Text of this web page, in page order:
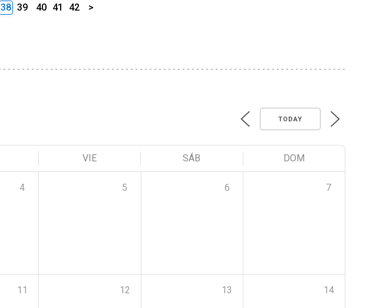
38 39 40 41 42 >
TODAY
VIE SÁB DOM
4 5 6 7
11 12 13 14